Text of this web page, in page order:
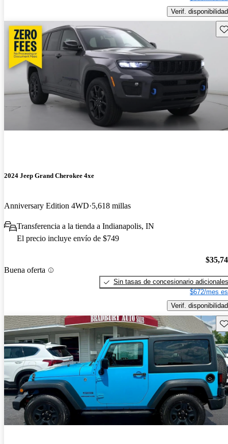
Verif. disponibilidad
2024 Jeep Grand Cherokee 4xe
Anniversary Edition 4WD 5,618 millas
Transferencia a la tienda a Indianapolis, IN
El precio incluye envío de $749
Buena oferta
Sin tasas de concesionario adicionales
$672/mes
Verif. disponibilidad